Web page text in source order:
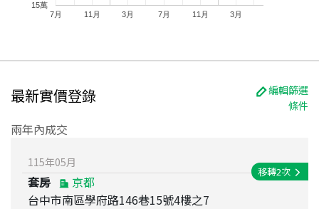
7月 11月 3月 7月 11月 3月
15萬
最新實價登錄
編輯篩選
條件
兩年內成交
115年05月
套房
京都
台中市南區學府路146巷15號4樓之7
移轉2次